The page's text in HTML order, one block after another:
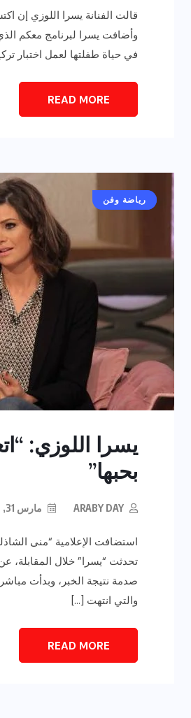
قالت الفنانة يسرا اللوزي إن
في حياة طفلتها لعمل اختبار
READ MORE
أخبار عامة
رياضة وفن
يسرا اللوزي:
بحبها”
ARABY DAY مارس 31, 2017
استضافت الإعلامية “منى
تحدثت “يسرا” خلال المقابلة،
صدمة نتيجة الخبر، وبدأت
والتي انتهت […]
READ MORE